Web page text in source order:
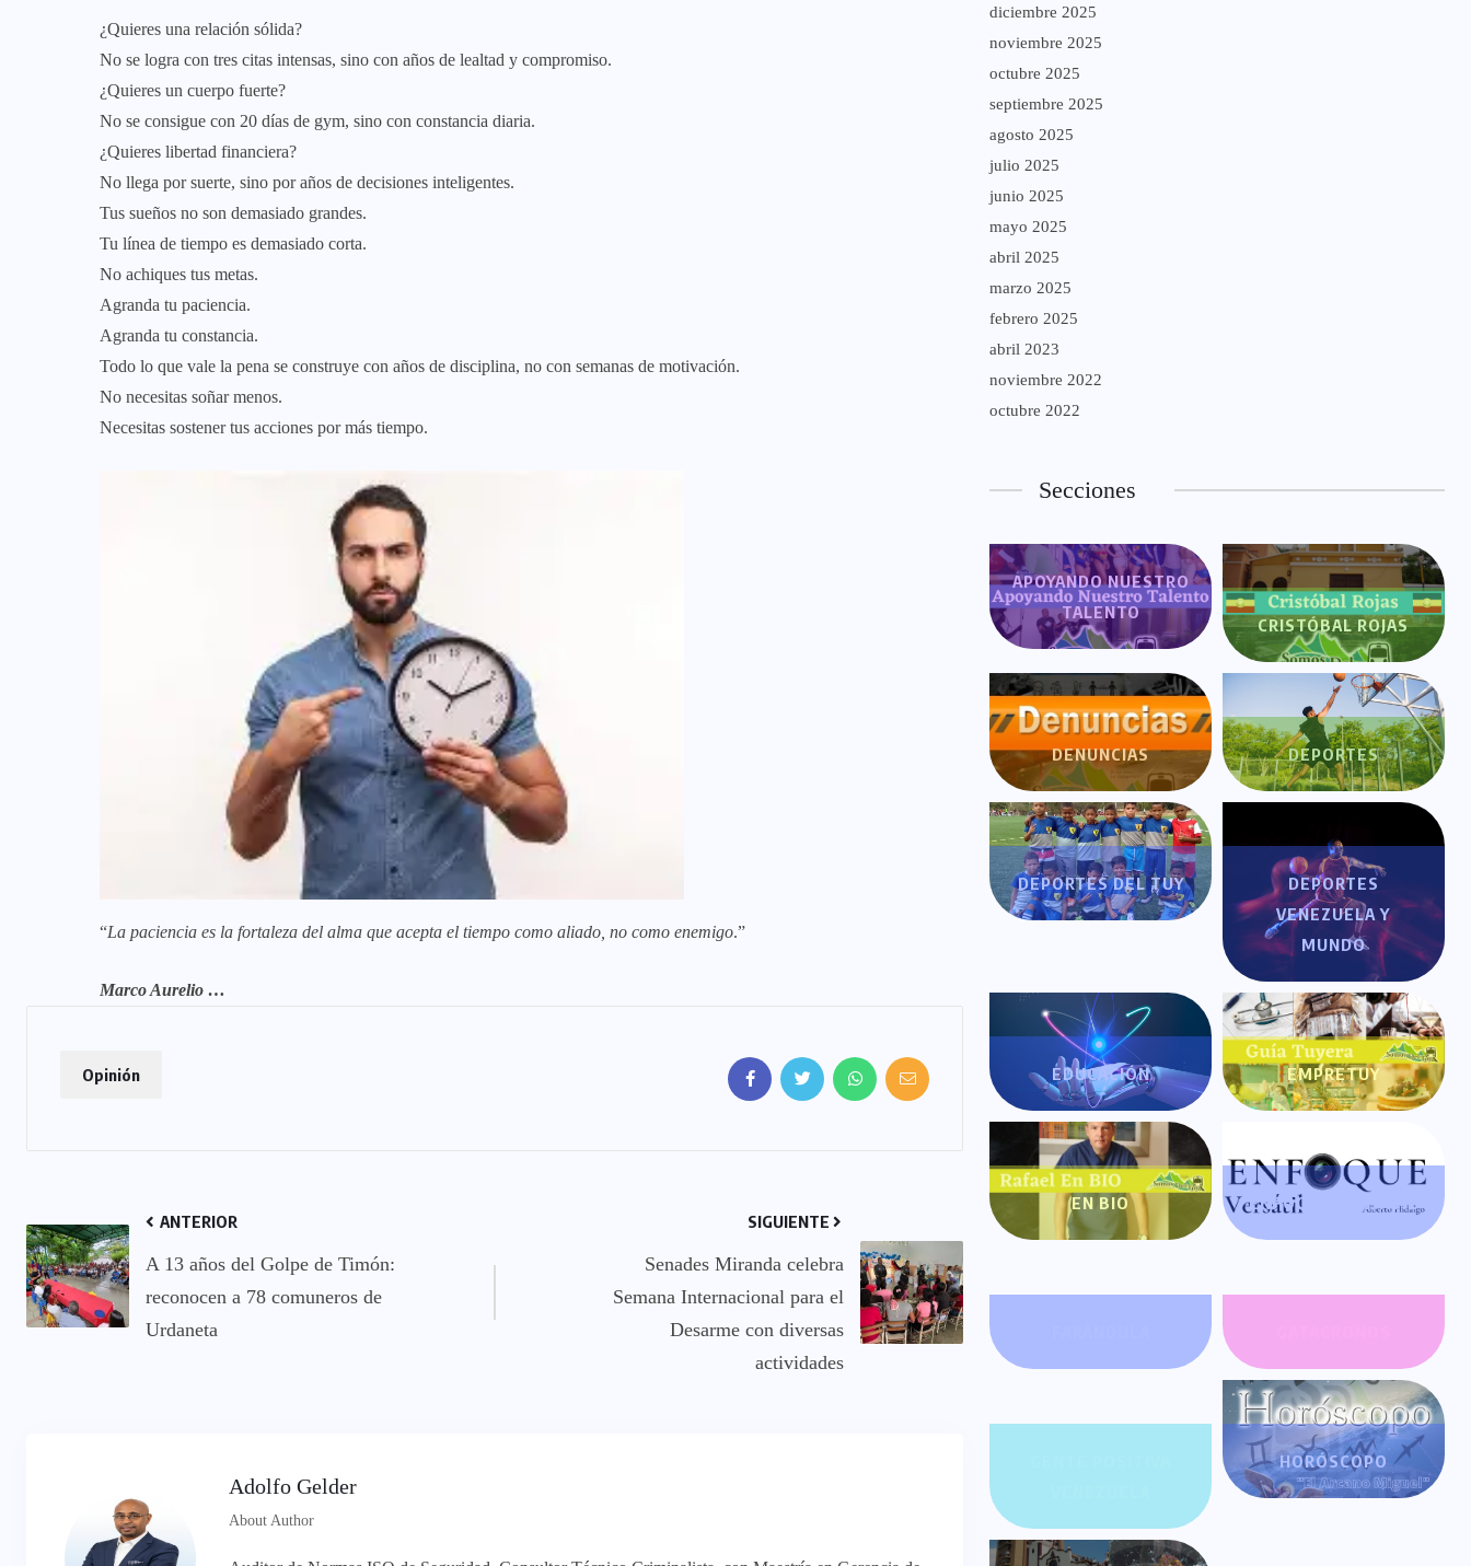
¿Quieres una relación sólida?
No se logra con tres citas intensas, sino con años de lealtad y compromiso.
¿Quieres un cuerpo fuerte?
No se consigue con 20 días de gym, sino con constancia diaria.
¿Quieres libertad financiera?
No llega por suerte, sino por años de decisiones inteligentes.
Tus sueños no son demasiado grandes.
Tu línea de tiempo es demasiado corta.
No achiques tus metas.
Agranda tu paciencia.
Agranda tu constancia.
Todo lo que vale la pena se construye con años de disciplina, no con semanas de motivación.
No necesitas soñar menos.
Necesitas sostener tus acciones por más tiempo.
“La paciencia es la fortaleza del alma que acepta el tiempo como aliado, no como enemigo.”
Marco Aurelio …
Opinión
ANTERIOR
A 13 años del Golpe de Timón:
reconocen a 78 comuneros de
Urdaneta
SIGUIENTE
Senades Miranda celebra
Semana Internacional para el
Desarme con diversas
actividades
Adolfo Gelder
About Author
diciembre 2025
noviembre 2025
octubre 2025
septiembre 2025
agosto 2025
julio 2025
junio 2025
mayo 2025
abril 2025
marzo 2025
febrero 2025
abril 2023
noviembre 2022
octubre 2022
Secciones
APOYANDO NUESTRO
TALENTO
CRISTÓBAL ROJAS
DENUNCIAS DEPORTES
DEPORTES DEL TUY
DEPORTES
VENEZUELA Y
MUNDO
EDUCACIÓN EMPRETUY
EN BIO ENFOQUE VERSÁTIL
HORÓSCOPO